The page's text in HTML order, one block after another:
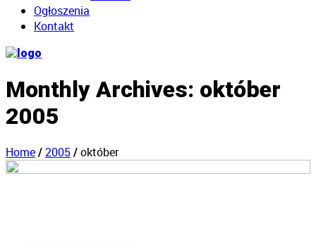
Ogłoszenia
Kontakt
Monthly Archives: október
2005
Home / 2005 / október